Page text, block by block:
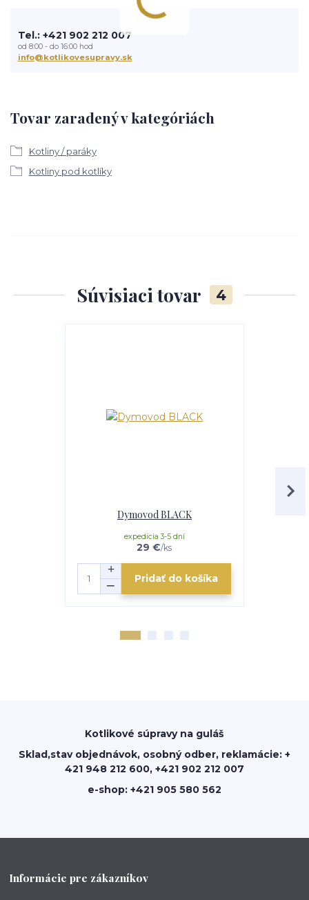
Tovar zaradený v kategóriách
Kotliny / paráky
Kotliny pod kotlíky
Tel.: +421 902 212 007
od 8:00 - do 16:00 hod
info@kotlikovesupravy.sk
Súvisiaci tovar 4
Dymovod BLACK
29 €/ks
expedícia 3-5 dní
Pridať do košíka
Kotlikové súpravy na guláš
Sklad,stav objednávok, osobný odber, reklamácie: +
421 948 212 600, +421 902 212 007
e-shop: +421 905 580 562
Informácie pre zákazníkov